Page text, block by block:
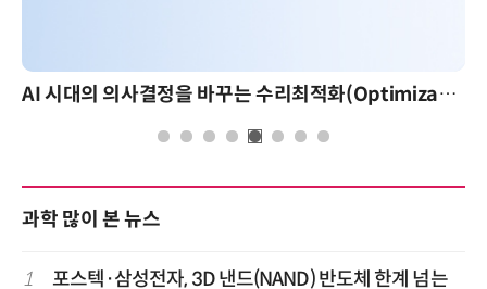
AI 시대의 의사결정을 바꾸는 수리최적화(Optimization): 실제 산업 적용 사례와 활용 전략
과학 많이 본 뉴스
1
포스텍·삼성전자, 3D 낸드(NAND) 반도체 한계 넘는